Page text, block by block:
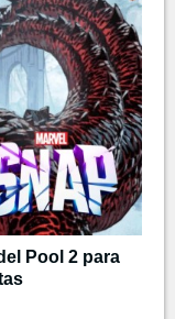
Pool 2 para